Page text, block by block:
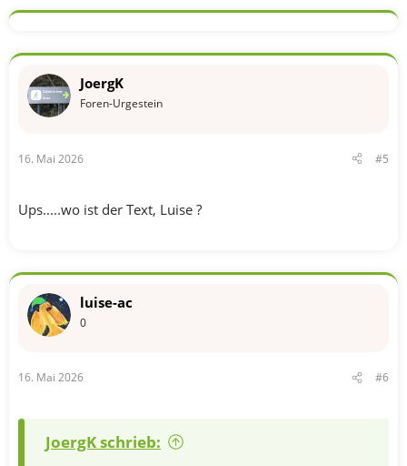
k
o
e
n
JoergK
Foren-Urgestein
16. Mai 2026 #5
Ups.....wo ist der Text, Luise ?
luise-ac
0
16. Mai 2026 #6
JoergK schrieb: